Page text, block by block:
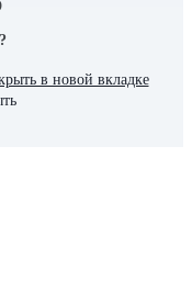
в новой вкладке